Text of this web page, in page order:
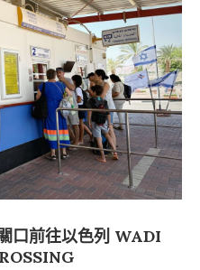
口前往以色列 WADI